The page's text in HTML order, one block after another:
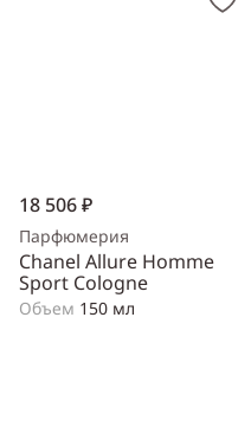
18 506 ₽
Парфюмерия
Chanel Allure Homme
Sport Cologne
Объем 150 мл